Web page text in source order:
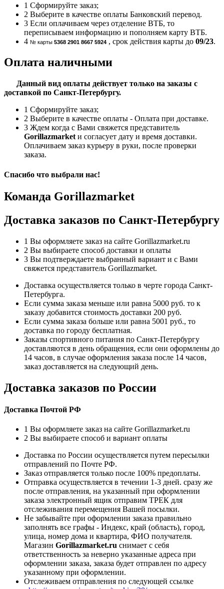
1 Сформируйте заказ;
2 Выберите в качестве оплаты Банковский перевод.
3 Если оплачиваем через отделение ВТБ, то
переписываем информацию и пополняем карту ВТБ.
4 № карты 5368 2901 8667 5924 , срок действия карты до 09/23.
Оплата наличными
Данный вид оплаты действует только на заказы с
доставкой по Санкт-Петербургу.
1 Сформируйте заказ;
2 Выберите в качестве оплаты - Оплата при доставке.
3 Ждем когда с Вами свяжется представитель
Gorillazmarket и согласует дату и время доставки.
Оплачиваем заказ курьеру в руки, после проверки
заказа.
Спасибо что выбрали нас!
Команда Gorillazmarket
Доставка заказов по Санкт-Петербургу
1 Вы оформляете заказ на сайте Gorillazmarket.ru
2 Вы выбираете способ доставки и оплаты
3 Вы подтверждаете выбранный вариант и с Вами
свяжется представитель Gorillazmarket.
Доставка осуществляется только в черте города Санкт-
Петербурга.
Если сумма заказа меньше или равна 5000 руб. то к
заказу добавится стоимость доставки 200 руб.
Если сумма заказа больше или равна 5001 руб., то
доставка по городу бесплатная.
Заказы спортивного питания по Санкт-Петербургу
доставляются в день обращения, если они оформлены до
14 часов, в случае оформления заказа после 14 часов,
заказ доставляется на следующий день.
Доставка заказов по России
Доставка Почтой РФ
1 Вы оформляете заказ на сайте Gorillazmarket.ru
2 Вы выбираете способ и вариант оплаты
Доставка по России осуществляется путем пересылки
отправлений по Почте РФ.
Заказ отправляется только после 100% предоплаты.
Отправка осуществляется в течении 1-3 дней. сразу же
после отправления, на указанный при оформлении
заказа электронный ящик отправим ТРЕК для
отслеживания перемещения Вашей посылки.
Не забывайте при оформлении заказа правильно
заполнять все графы - Индекс, край (область), город,
улица, номер дома и квартира, ФИО получателя.
Магазин Gorillazmarket.ru снимает с себя
ответственность за неверно указанные адреса при
оформлении заказа, заказа будет отправлен по адресу
указанному при оформлении.
Отслеживаем отправления по следующей ссылке